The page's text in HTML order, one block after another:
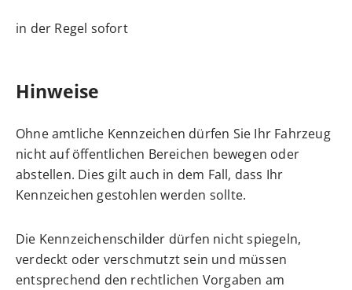
in der Regel sofort
Hinweise
Ohne amtliche Kennzeichen dürfen Sie Ihr Fahrzeug
nicht auf öffentlichen Bereichen bewegen oder
abstellen. Dies gilt auch in dem Fall, dass Ihr
Kennzeichen gestohlen werden sollte.
Die Kennzeichenschilder dürfen nicht spiegeln,
verdeckt oder verschmutzt sein und müssen
entsprechend den rechtlichen Vorgaben am